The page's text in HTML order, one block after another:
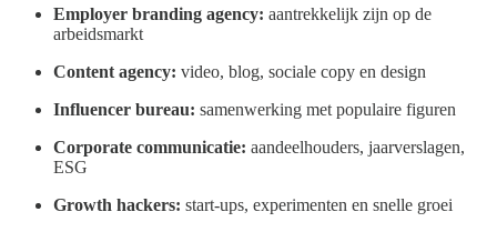
Employer branding agency: aantrekkelijk zijn op de
arbeidsmarkt
Content agency: video, blog, sociale copy en design
Influencer bureau: samenwerking met populaire figuren
Corporate communicatie: aandeelhouders, jaarverslagen,
ESG
Growth hackers: start-ups, experimenten en snelle groei